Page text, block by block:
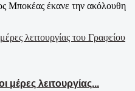
Μποκέας έκανε την ακόλουθη
μέρες λειτουργίας...